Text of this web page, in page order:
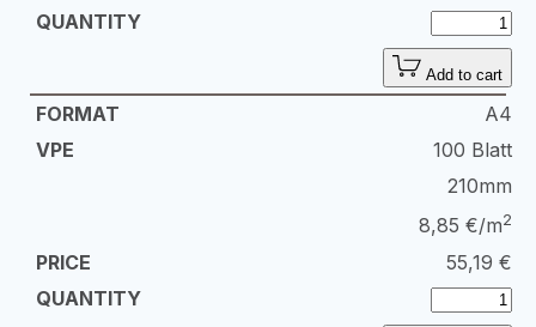
Add to cart
A4
100 Blatt
210mm
8,85 €/m2
55,19 €